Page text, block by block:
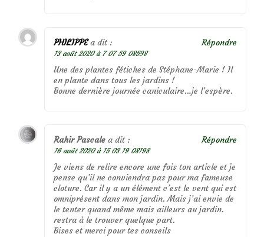
PHILIPPE a dit :
13 août 2020 à 7 07 59 08598
Une des plantes fétiches de Stéphane-Marie ! Il
en plante dans tous les jardins !
Bonne dernière journée caniculaire…je l’espère.
Répondre
Rahir Pascale a dit :
16 août 2020 à 15 03 19 08198
Je viens de relire encore une fois ton article et je
pense qu’il ne conviendra pas pour ma fameuse
cloture. Car il y a un élément c’est le vent qui est
omniprésent dans mon jardin. Mais j’ai envie de
le tenter quand même mais ailleurs au jardin.
restra à le trouver quelque part.
Bises et merci pour tes conseils
Répondre